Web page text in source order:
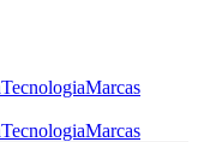
TecnologiaMarcas
TecnologiaMarcas